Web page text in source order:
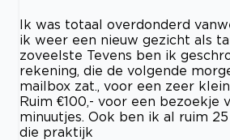
Ik was totaal overdonderd
ik weer een nieuw gezicht als
zoveelste Tevens ben ik
rekening, die de volgende
mailbox zat., voor een zeer
Ruim €100,- voor een bezoekje
minuutjes. Ook ben ik al ruim
die praktijk